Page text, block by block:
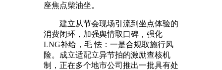
座焦点柴油坐。
建立从节会现场引流到坐点体验的
消费闭环，加强舆情取口碑，强化
LNG补给，毛 怯：一是合规取施行风
险。成立适配立异节拍的激励查核机
制，正在多个地市公司推出一批具有处